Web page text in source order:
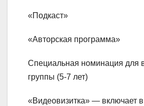
«Подкаст»
«Авторская программа»
Специальная номинация для
группы (5-7 лет)
«Видеовизитка» — включает